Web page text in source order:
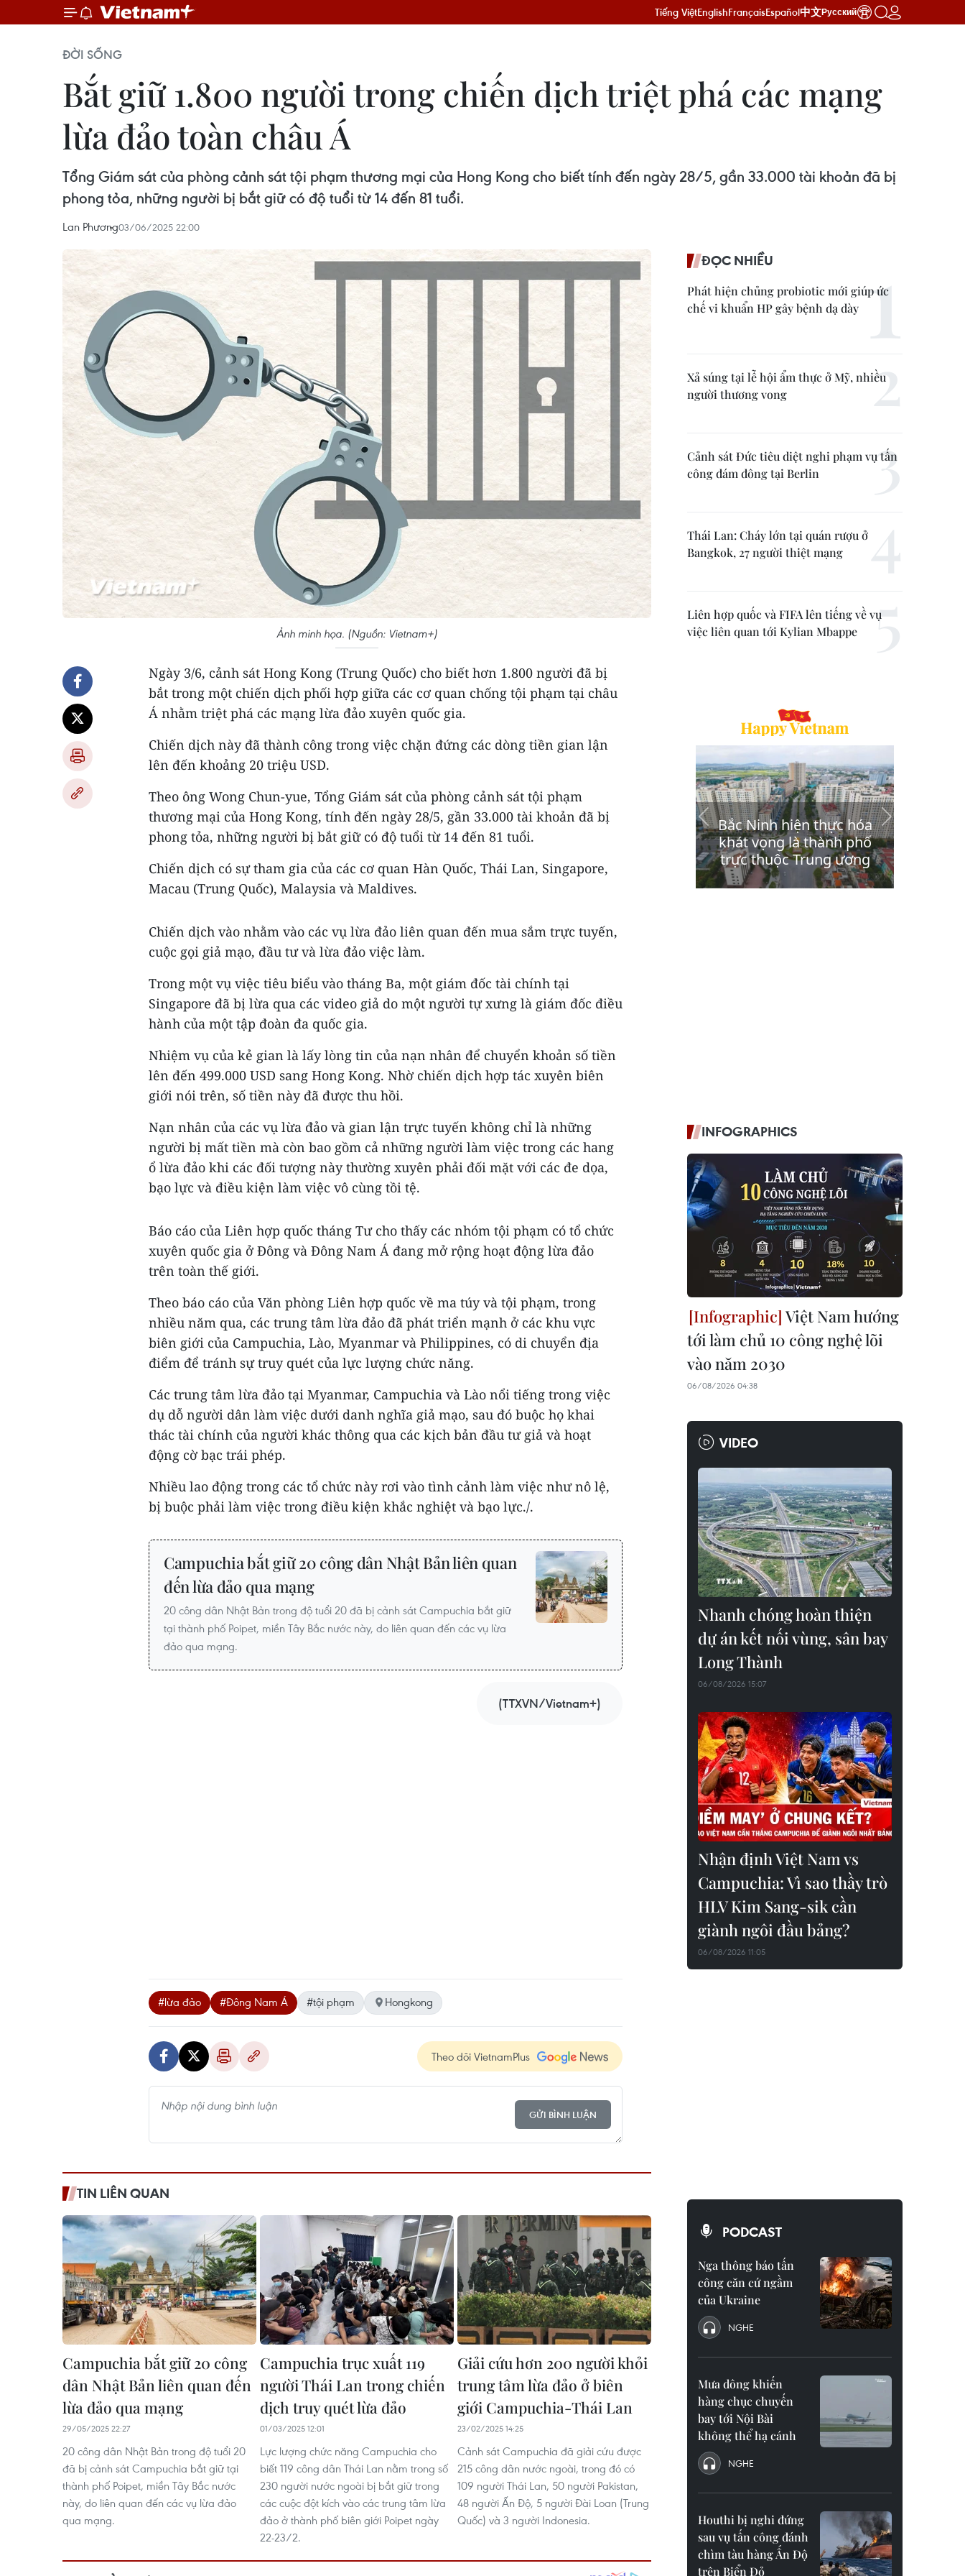
Tiếng ViệtEnglishFrançaisEspañol中文Русский
ĐỜI SỐNG
Bắt giữ 1.800 người trong chiến dịch triệt phá các mạng
lừa đảo toàn châu Á
Tổng Giám sát của phòng cảnh sát tội phạm thương mại của Hong Kong cho biết tính đến ngày 28/5, gần 33.000 tài khoản đã bị
phong tỏa, những người bị bắt giữ có độ tuổi từ 14 đến 81 tuổi.
Lan Phương03/06/2025 22:00
Ảnh minh họa. (Nguồn: Vietnam+)
Ngày 3/6, cảnh sát Hong Kong (Trung Quốc) cho biết hơn 1.800 người đã bị
bắt trong một chiến dịch phối hợp giữa các cơ quan chống tội phạm tại châu
Á nhằm triệt phá các mạng lừa đảo xuyên quốc gia.
Chiến dịch này đã thành công trong việc chặn đứng các dòng tiền gian lận
lên đến khoảng 20 triệu USD.
Theo ông Wong Chun-yue, Tổng Giám sát của phòng cảnh sát tội phạm
thương mại của Hong Kong, tính đến ngày 28/5, gần 33.000 tài khoản đã bị
phong tỏa, những người bị bắt giữ có độ tuổi từ 14 đến 81 tuổi.
Chiến dịch có sự tham gia của các cơ quan Hàn Quốc, Thái Lan, Singapore,
Macau (Trung Quốc), Malaysia và Maldives.
Chiến dịch vào nhằm vào các vụ lừa đảo liên quan đến mua sắm trực tuyến,
cuộc gọi giả mạo, đầu tư và lừa đảo việc làm.
Trong một vụ việc tiêu biểu vào tháng Ba, một giám đốc tài chính tại
Singapore đã bị lừa qua các video giả do một người tự xưng là giám đốc điều
hành của một tập đoàn đa quốc gia.
Nhiệm vụ của kẻ gian là lấy lòng tin của nạn nhân để chuyển khoản số tiền
lên đến 499.000 USD sang Hong Kong. Nhờ chiến dịch hợp tác xuyên biên
giới nói trên, số tiền này đã được thu hồi.
Nạn nhân của các vụ lừa đảo và gian lận trực tuyến không chỉ là những
người bị mất tiền mà còn bao gồm cả những người làm việc trong các hang
ổ lừa đảo khi các đối tượng này thường xuyên phải đối mặt với các đe dọa,
bạo lực và điều kiện làm việc vô cùng tồi tệ.
Báo cáo của Liên hợp quốc tháng Tư cho thấy các nhóm tội phạm có tổ chức
xuyên quốc gia ở Đông và Đông Nam Á đang mở rộng hoạt động lừa đảo
trên toàn thế giới.
Theo báo cáo của Văn phòng Liên hợp quốc về ma túy và tội phạm, trong
nhiều năm qua, các trung tâm lừa đảo đã phát triển mạnh ở các khu vực
biên giới của Campuchia, Lào, Myanmar và Philippines, có di chuyển địa
điểm để tránh sự truy quét của lực lượng chức năng.
Các trung tâm lừa đảo tại Myanmar, Campuchia và Lào nổi tiếng trong việc
dụ dỗ người dân làm việc dưới danh nghĩa giả mạo, sau đó buộc họ khai
thác tài chính của người khác thông qua các kịch bản đầu tư giả và hoạt
động cờ bạc trái phép.
Nhiều lao động trong các tổ chức này rơi vào tình cảnh làm việc như nô lệ,
bị buộc phải làm việc trong điều kiện khắc nghiệt và bạo lực./.
Campuchia bắt giữ 20 công dân Nhật Bản liên quan
đến lừa đảo qua mạng
20 công dân Nhật Bản trong độ tuổi 20 đã bị cảnh sát Campuchia bắt giữ
tại thành phố Poipet, miền Tây Bắc nước này, do liên quan đến các vụ lừa
đảo qua mạng.
(TTXVN/Vietnam+)
#lừa đảo #Đông Nam Á #tội phạm Hongkong
Theo dõi VietnamPlus
GỬI BÌNH LUẬN
TIN LIÊN QUAN
Campuchia bắt giữ 20 công
dân Nhật Bản liên quan đến
lừa đảo qua mạng
29/05/2025 22:27
20 công dân Nhật Bản trong độ tuổi 20
đã bị cảnh sát Campuchia bắt giữ tại
thành phố Poipet, miền Tây Bắc nước
này, do liên quan đến các vụ lừa đảo
qua mạng.
Campuchia trục xuất 119
người Thái Lan trong chiến
dịch truy quét lừa đảo
01/03/2025 12:01
Lực lượng chức năng Campuchia cho
biết 119 công dân Thái Lan nằm trong số
230 người nước ngoài bị bắt giữ trong
các cuộc đột kích vào các trung tâm lừa
đảo ở thành phố biên giới Poipet ngày
22-23/2.
Giải cứu hơn 200 người khỏi
trung tâm lừa đảo ở biên
giới Campuchia-Thái Lan
23/02/2025 14:25
Cảnh sát Campuchia đã giải cứu được
215 công dân nước ngoài, trong đó có
109 người Thái Lan, 50 người Pakistan,
48 người Ấn Độ, 5 người Đài Loan (Trung
Quốc) và 3 người Indonesia.
ĐỌC NHIỀU
Phát hiện chủng probiotic mới giúp ức
chế vi khuẩn HP gây bệnh dạ dày
Xả súng tại lễ hội ẩm thực ở Mỹ, nhiều
người thương vong
Cảnh sát Đức tiêu diệt nghi phạm vụ tấn
công đám đông tại Berlin
Thái Lan: Cháy lớn tại quán rượu ở
Bangkok, 27 người thiệt mạng
Liên hợp quốc và FIFA lên tiếng về vụ
việc liên quan tới Kylian Mbappe
INFOGRAPHICS
Việt Nam hướng
tới làm chủ 10 công nghệ lõi
vào năm 2030
06/08/2026 04:38
VIDEO
Nhanh chóng hoàn thiện
dự án kết nối vùng, sân bay
Long Thành
06/08/2026 15:07
Nhận định Việt Nam vs
Campuchia: Vì sao thầy trò
HLV Kim Sang-sik cần
giành ngôi đầu bảng?
06/08/2026 11:05
PODCAST
Nga thông báo tấn
công căn cứ ngầm
của Ukraine
NGHE
Mưa dông khiến
hàng chục chuyến
bay tới Nội Bài
không thể hạ cánh
NGHE
Houthi bị nghi đứng
sau vụ tấn công đánh
chìm tàu hàng Ấn Độ
trên Biển Đỏ